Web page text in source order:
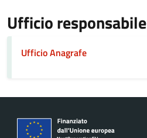
Ufficio responsabile
Ufficio Anagrafe